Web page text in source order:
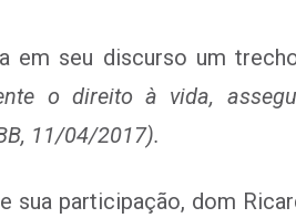
em seu discurso um
o direito à vida,
11/04/2017).
sua participação, dom